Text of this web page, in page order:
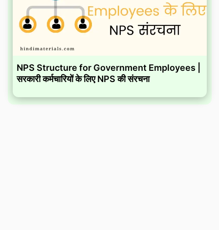
NPS Structure for Government Employees |
सरकारी कर्मचारियों के लिए NPS की संरचना